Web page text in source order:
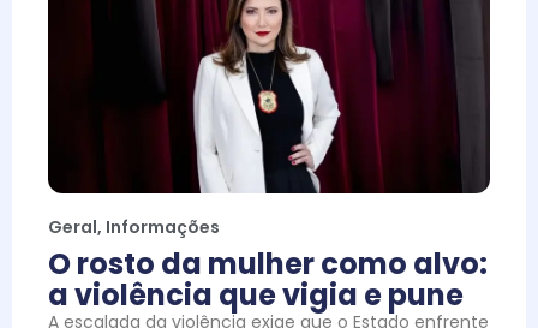
Geral, Informações
O rosto da mulher como alvo:
a violência que vigia e pune
A escalada da violência exige que o Estado enfrente